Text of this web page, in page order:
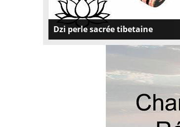
Dzi perle sacrée tibetaine
Dzi perle sacree tibetaine:Peterandclo Art
tibétain et bouddhiste vous propose une
brillamment poli, lumineux sont des perles
en agate de forme allongée ayant à leurs
surfaces une décoration de formes
géométriques diverses et variées, mais
ayant chacune une signification bien
précise. Leurs origines sont assez diverses,
car pour certains, elles sont façonnées par l